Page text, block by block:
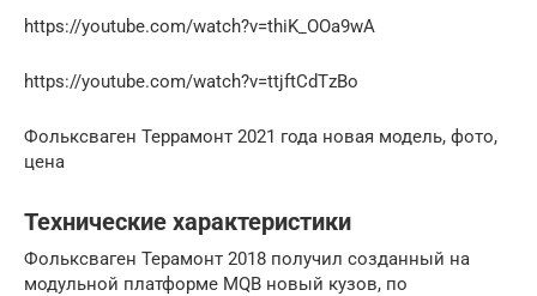
https://youtube.com/watch?v=thiK_OOa9wA
https://youtube.com/watch?v=ttjftCdTzBo
Фольксваген Террамонт 2021 года новая модель, фото,
цена
Технические характеристики
Фольксваген Терамонт 2018 получил созданный на
модульной платформе MQB новый кузов, по